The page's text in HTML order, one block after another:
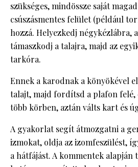
szükséges, mindössze saját
csúszásmentes felület (például
hozzá. Helyezkedj négykézlábra,
támaszkodj a talajra, majd az
tarkóra.
Ennek a karodnak a könyökével
talajt, majd fordítsd a plafon felé,
több körben, aztán válts kart és
A gyakorlat segít átmozgatni a
izmokat, oldja az izomfeszülést,
a hátfájást. A kommentek alapján